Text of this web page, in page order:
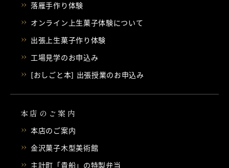
落雁手作り体験
オンライン上生菓子体験について
出張上生菓子作り体験
工場見学のお申込み
[おしごと本] 出張授業のお申込み
本店のご案内
本店のご案内
金沢菓子木型美術館
主計町「貴船」の特製弁当